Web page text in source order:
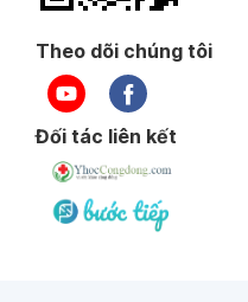
Theo dõi chúng tôi
Đối tác liên kết